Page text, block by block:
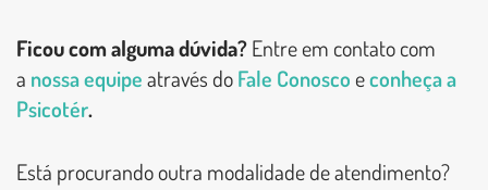
Ficou com alguma dúvida?Entre em contato com
a nossa equipeatravés doFale Conosco econheça a
Psicotér.
Está procurando outra modalidade de atendimento?